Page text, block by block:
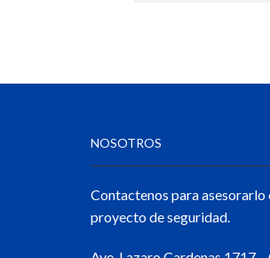
NOSOTROS
Contactenos para asesorarlo
proyecto de seguridad.